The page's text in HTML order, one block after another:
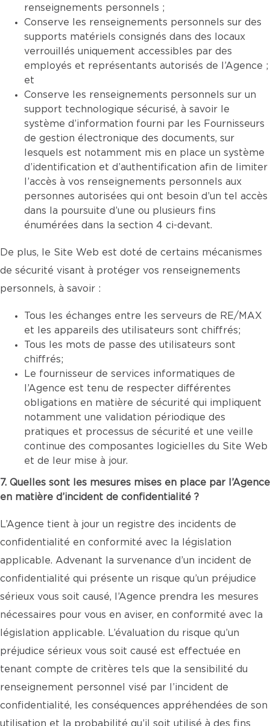
renseignements personnels ;
Conserve les renseignements personnels sur des
supports matériels consignés dans des locaux
verrouillés uniquement accessibles par des
employés et représentants autorisés de l’Agence ;
et
Conserve les renseignements personnels sur un
support technologique sécurisé, à savoir le
système d’information fourni par les Fournisseurs
de gestion électronique des documents, sur
lesquels est notamment mis en place un système
d’identification et d’authentification afin de limiter
l’accès à vos renseignements personnels aux
personnes autorisées qui ont besoin d’un tel accès
dans la poursuite d’une ou plusieurs fins
énumérées dans la section 4 ci-devant.
De plus, le Site Web est doté de certains mécanismes
de sécurité visant à protéger vos renseignements
personnels, à savoir :
Tous les échanges entre les serveurs de RE/MAX
et les appareils des utilisateurs sont chiffrés;
Tous les mots de passe des utilisateurs sont
chiffrés;
Le fournisseur de services informatiques de
l’Agence est tenu de respecter différentes
obligations en matière de sécurité qui impliquent
notamment une validation périodique des
pratiques et processus de sécurité et une veille
continue des composantes logicielles du Site Web
et de leur mise à jour.
7. Quelles sont les mesures mises en place par l’Agence
en matière d’incident de confidentialité ?
L’Agence tient à jour un registre des incidents de
confidentialité en conformité avec la législation
applicable. Advenant la survenance d’un incident de
confidentialité qui présente un risque qu’un préjudice
sérieux vous soit causé, l’Agence prendra les mesures
nécessaires pour vous en aviser, en conformité avec la
législation applicable. L’évaluation du risque qu’un
préjudice sérieux vous soit causé est effectuée en
tenant compte de critères tels que la sensibilité du
renseignement personnel visé par l’incident de
confidentialité, les conséquences appréhendées de son
utilisation et la probabilité qu’il soit utilisé à des fins